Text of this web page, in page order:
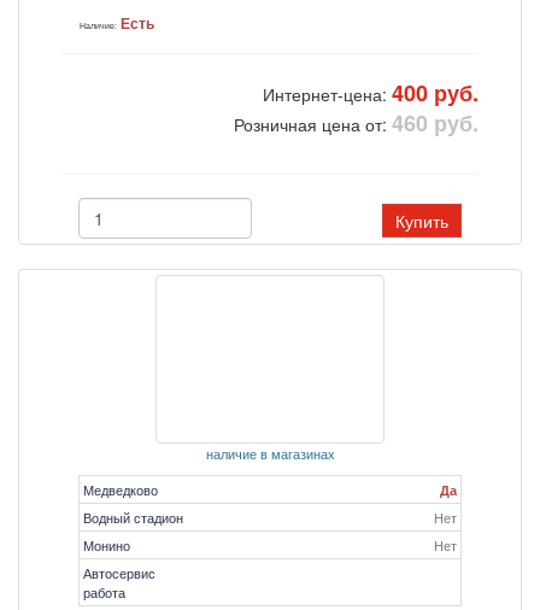
Наличие: Есть
Интернет-цена: 400 руб.
Розничная цена от: 460 руб.
Купить
наличие в магазинах
Медведково
Да
Водный стадион
Нет
Монино
Нет
Автосервис
работа